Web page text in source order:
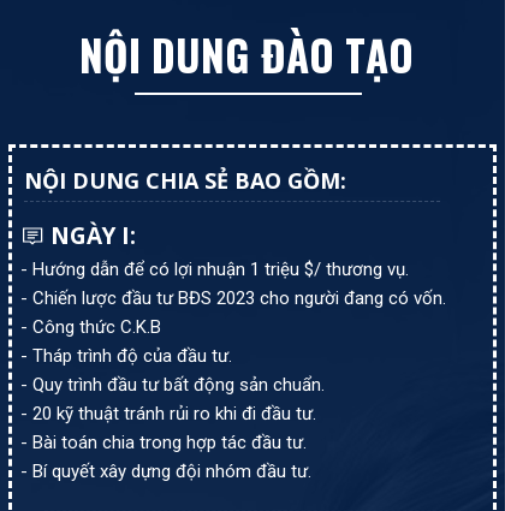
NGÀY I:
- Hướng dẫn để có lợi nhuận 1 triệu $/ thương vụ.
- Chiến lược đầu tư BĐS 2023 cho người đang có vốn.
- Công thức C.K.B
- Tháp trình độ của đầu tư.
- Quy trình đầu tư bất động sản chuẩn.
- 20 kỹ thuật tránh rủi ro khi đi đầu tư.
- Bài toán chia trong hợp tác đầu tư.
- Bí quyết xây dựng đội nhóm đầu tư.
NỘI DUNG CHIA SẺ BAO GỒM:
NỘI DUNG ĐÀO TẠO